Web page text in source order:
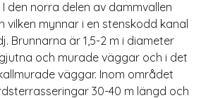
den norra delen av dammvallen
vilken mynnar i en stenskodd kanal
Brunnarna är 1,5-2 m i diameter
och murade väggar och i det
väggar. Inom området
30-40 m längd och